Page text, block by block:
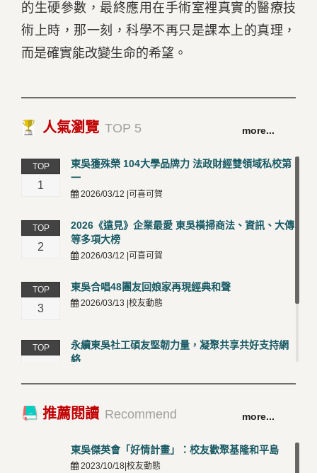
的生硬參數，最終應用在手術室裡真實的醫療技
術上時，那一刻，科學不再只是課本上的真理，
而是確實能改變生命的希望。
人氣瀏覽 TOP 5 more...
TOP
1
東吳獲殊榮 104大學品牌力 法政財經雙領域私校第
一
2026/03/12 |可喜可賀
TOP
2
2026《遠見》企業最愛 東吳橫掃商法、資訊、大傳
等多項大榜
2026/03/12 |可喜可賀
TOP
3
東吳合唱48團友回娘家再現經典和聲
2026/03/13 |校友動態
TOP
永續東吳社工碩友堅韌力量，凝聚共享共好支持網
絡
TOP
卓越永續校園 東吳大學連奪 ISO 14001、45001 及
50001三大國際驗證殊榮
推薦閱讀 Recommend more...
東吳傑英會「好情計畫」：校友歡聚基隆和平島
2023/10/18|校友動態